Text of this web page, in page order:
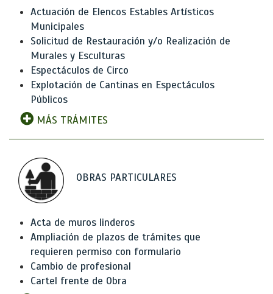
Actuación de Elencos Estables Artísticos
Municipales
Solicitud de Restauración y/o Realización de
Murales y Esculturas
Espectáculos de Circo
Explotación de Cantinas en Espectáculos
Públicos
MÁS TRÁMITES
OBRAS PARTICULARES
Acta de muros linderos
Ampliación de plazos de trámites que
requieren permiso con formulario
Cambio de profesional
Cartel frente de Obra